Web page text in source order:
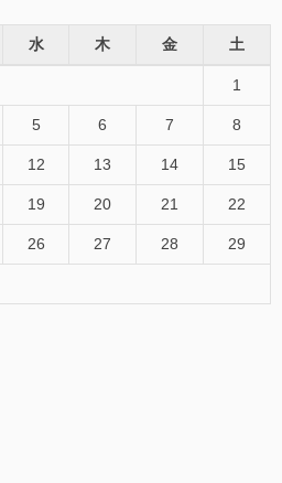
水 木 金 土
1
5 6 7 8
12 13 14 15
19 20 21 22
26 27 28 29